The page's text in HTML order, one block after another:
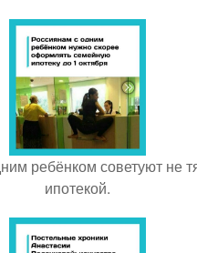
ребёнком советуют не
ипотекой.